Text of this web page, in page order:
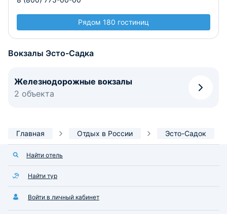
Рядом 180 гостиниц
Вокзалы Эсто-Садка
Железнодорожные вокзалы
2 объекта
Главная Отдых в России Эсто-Садок
Найти отель
Найти тур
Войти в личный кабинет